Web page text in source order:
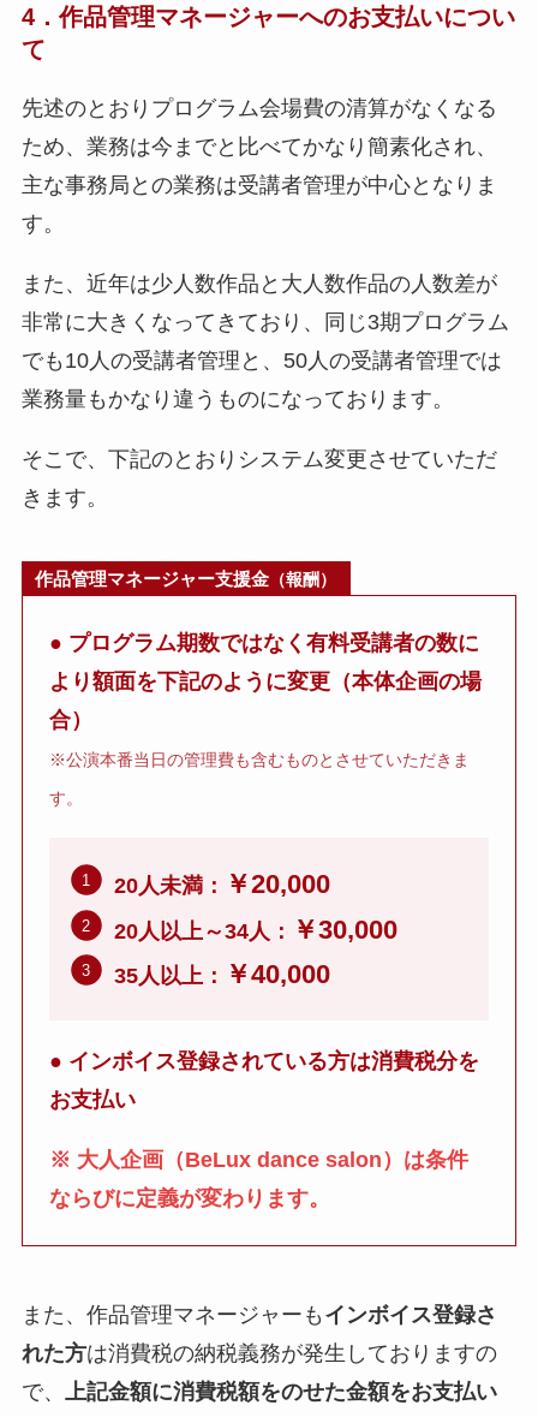
4．作品管理マネージャーへのお支払いについ
て
先述のとおりプログラム会場費の清算がなくなる
ため、業務は今までと比べてかなり簡素化され、
主な事務局との業務は受講者管理が中心となりま
す。
また、近年は少人数作品と大人数作品の人数差が
非常に大きくなってきており、同じ3期プログラム
でも10人の受講者管理と、50人の受講者管理では
業務量もかなり違うものになっております。
そこで、下記のとおりシステム変更させていただ
きます。
作品管理マネージャー支援金 （報酬）
● プログラム期数ではなく有料受講者の数に
より額面を下記のように変更 （本体企画の場
合）
※公演本番当日の管理費も含むものとさせていただきま
す。
20人未満： ￥20,000
20人以上～34人： ￥30,000
35人以上： ￥40,000
● インボイス登録されている方は消費税分を
お支払い
※ 大人企画（BeLux dance salon）は条件
ならびに定義が変わります。
また、作品管理マネージャーも インボイス登録さ
れた方は消費税の納税義務が発生しておりますの
で、
上記金額に消費税額をのせた金額をお支払い